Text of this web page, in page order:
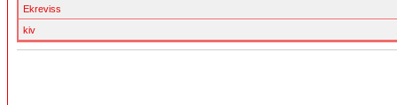
Ekreviss
kiv